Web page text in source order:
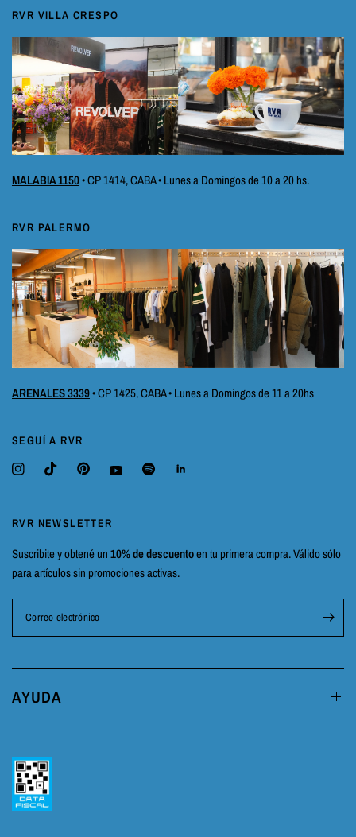
RVR VILLA CRESPO
MALABIA 1150• CP 1414, CABA • Lunes a Domingos de 10 a 20 hs.
RVR PALERMO
ARENALES 3339• CP 1425, CABA • Lunes a Domingos de 11 a 20hs
SEGUÍ A RVR
RVR NEWSLETTER
Suscribite y obtené un10% de descuentoen tu primera compra. Válido sólo
para artículos sin promociones activas.
Correo electrónico
AYUDA